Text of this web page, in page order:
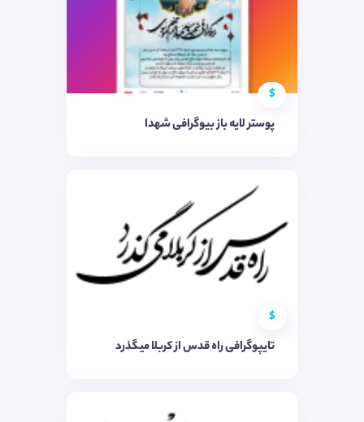
$
پوستر لایه باز بیوگرافی شهدا
$
تایپوگرافی راه قدس از کربلا میگذرد